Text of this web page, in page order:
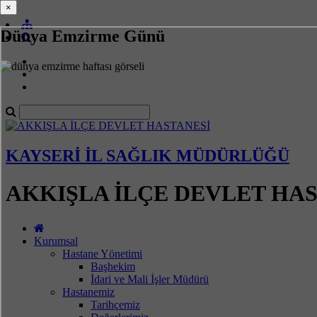
Dünya Emzirme Günü
KAYSERİ İL SAĞLIK MÜDÜRLÜĞÜ
AKKIŞLA İLÇE DEVLET
Kurumsal
Hastane Yönetimi
Başhekim
İdari ve Mali İşler Müdürü
Hastanemiz
Tarihçemiz
×